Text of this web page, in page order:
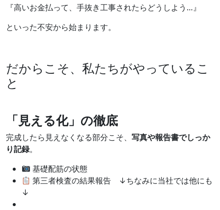
『高いお金払って、手抜き工事されたらどうしよう…』
といった不安から始まります。
だからこそ、私たちがやっているこ
と
「見える化」の徹底
完成したら見えなくなる部分こそ、 写真や報告書でしっか
り記録。
基礎配筋の状態
第三者検査の結果報告 ↓ちなみに当社では他にも
↓